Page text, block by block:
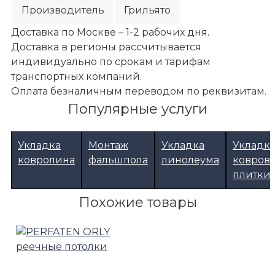
Производитель
Грильято
Доставка по Москве – 1-2 рабочих дня.
Доставка в регионы рассчитывается
индивидуально по срокам и тарифам
транспортных компаний.
Оплата безналичным переводом по реквизитам.
Популярные услуги
Укладка
ковролина
Монтаж
фальшпола
Укладка
линолеума
Укладка
плитки
Похожие товары